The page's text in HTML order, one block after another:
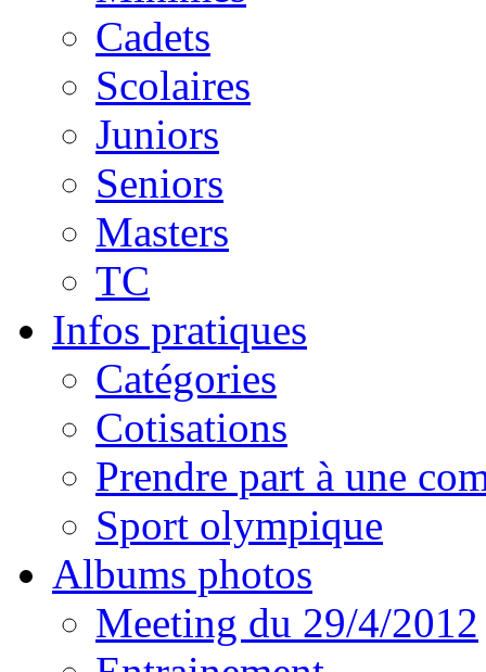
Cadets
Scolaires
Juniors
Seniors
Masters
TC
Infos pratiques
Catégories
Cotisations
Prendre part à une
Sport olympique
Albums photos
Meeting du 29/4/2012